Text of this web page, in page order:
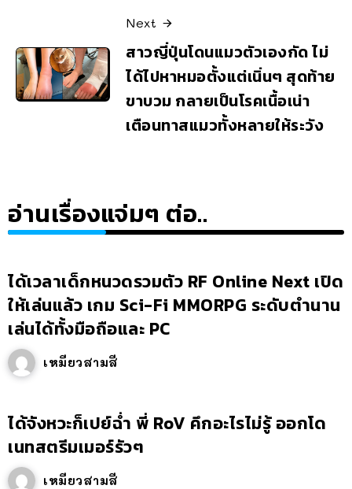
Next
สาวญี่ปุ่นโดนแมวตัวเองกัด ไม่
ได้ไปหาหมอตั้งแต่เนิ่นๆ สุดท้าย
ขาบวม กลายเป็นโรคเนื้อเน่า
เตือนทาสแมวทั้งหลายให้ระวัง
อ่านเรื่องแจ่มๆ ต่อ..
ได้เวลาเด็กหนวดรวมตัว RF Online Next เปิด
ให้เล่นแล้ว เกม Sci-Fi MMORPG ระดับตำนาน
เล่นได้ทั้งมือถือและ PC
เหมียวสามสี
ได้จังหวะก็เปย์ฉ่ำ พี่ RoV คึกอะไรไม่รู้ ออกโด
เนทสตรีมเมอร์รัวๆ
เหมียวสามสี